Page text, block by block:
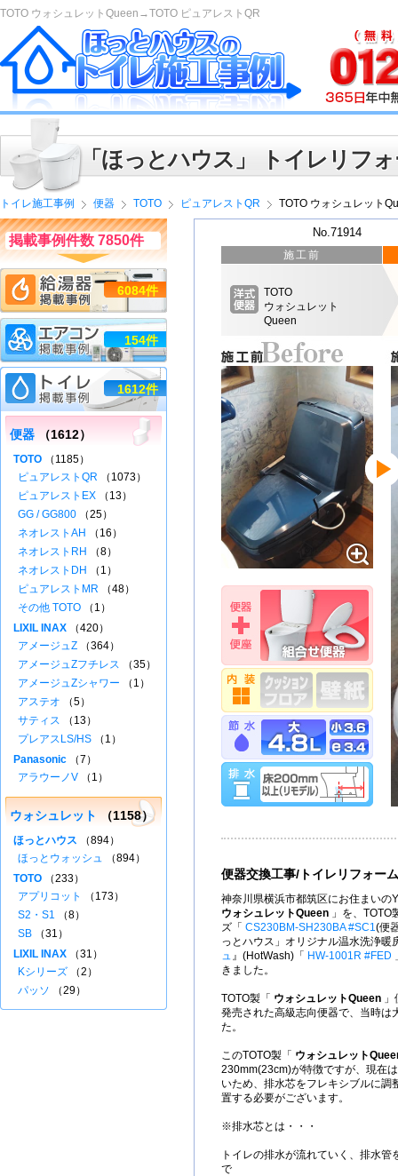
TOTO ウォシュレットQueen→TOTO ピュアレストQR
「ほっとハウス」 トイレリフ
トイレ施工事例 便器 TOTO ピュアレストQR TOTO ウォシュレット
No.71914
施工前
TOTO
ウォシュレット
Queen
便器交換工事/トイレリフォーム
神奈川県横浜市都筑区にお住まいの
ウォシュレットQueen 」を、
ズ「 CS230BM-SH230BA #SC1(便
っとハウス」オリジナル温水洗浄暖
ュ』(HotWash)「 HW-1001R #FED
きました。
TOTO製「 ウォシュレットQueen
発売された高級志向便器で、当時は
た。
このTOTO製「 ウォシュレット
230mm(23cm)が特徴ですが、現在
いため、排水芯をフレキシブルに調
置する必要がございます。
※排水芯とは・・・
トイレの排水が流れていく、排水
で
掲載事例件数 7850件
6084件
154件
1612件
便器 （1612）
TOTO （1185）
ピュアレストQR （1073）
ピュアレストEX （13）
GG / GG800 （25）
ネオレストAH
（16）
ネオレストRH
（8）
ネオレストDH
（1）
ピュアレストMR （48）
その他 TOTO （1）
LIXIL INAX （420）
アメージュZ （364）
アメージュZフチレス （35）
アメージュZシャワー （1）
アステオ （5）
サティス （13）
プレアスLS/HS （1）
Panasonic （7）
アラウーノV （1）
ウォシュレット （1158）
ほっとハウス （894）
ほっとウォッシュ （894）
TOTO （233）
アプリコット
（173）
S2・S1 （8）
SB （31）
LIXIL INAX （31）
Kシリーズ （2）
パッソ （29）